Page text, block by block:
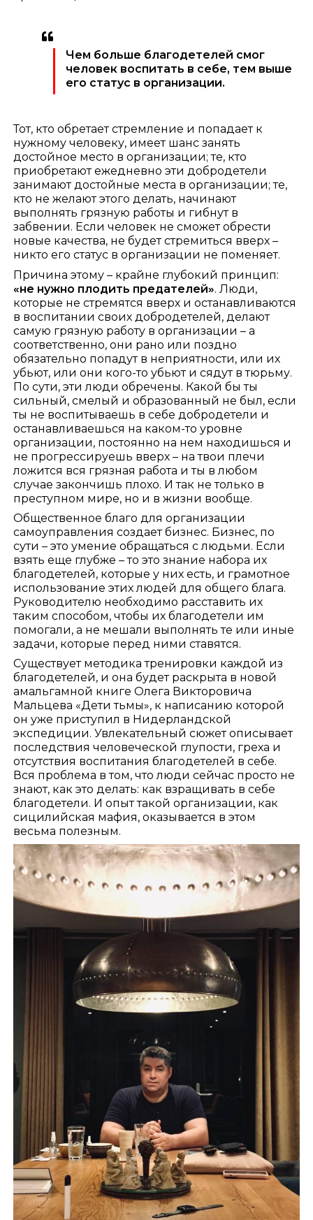
Чем больше благодетелей смог
человек воспитать в себе, тем выше
его статус в организации.
Тот, кто обретает стремление и попадает к
нужному человеку, имеет шанс занять
достойное место в организации; те, кто
приобретают ежедневно эти добродетели
занимают достойные места в организации; те,
кто не желают этого делать, начинают
выполнять грязную работы и гибнут в
забвении. Если человек не сможет обрести
новые качества, не будет стремиться вверх –
никто его статус в организации не поменяет.
Причина этому – крайне глубокий принцип:
«не нужно плодить предателей». Люди,
которые не стремятся вверх и останавливаются
в воспитании своих добродетелей, делают
самую грязную работу в организации – а
соответственно, они рано или поздно
обязательно попадут в неприятности, или их
убьют, или они кого-то убьют и сядут в тюрьму.
По сути, эти люди обречены. Какой бы ты
сильный, смелый и образованный не был, если
ты не воспитываешь в себе добродетели и
останавливаешься на каком-то уровне
организации, постоянно на нем находишься и
не прогрессируешь вверх – на твои плечи
ложится вся грязная работа и ты в любом
случае закончишь плохо. И так не только в
преступном мире, но и в жизни вообще.
Общественное благо для организации
самоуправления создает бизнес. Бизнес, по
сути – это умение обращаться с людьми. Если
взять еще глубже – то это знание набора их
благодетелей, которые у них есть, и грамотное
использование этих людей для общего блага.
Руководителю необходимо расставить их
таким способом, чтобы их благодетели им
помогали, а не мешали выполнять те или иные
задачи, которые перед ними ставятся.
Существует методика тренировки каждой из
благодетелей, и она будет раскрыта в новой
амальгамной книге Олега Викторовича
Мальцева «Дети тьмы», к написанию которой
он уже приступил в Нидерландской
экспедиции. Увлекательный сюжет описывает
последствия человеческой глупости, греха и
отсутствия воспитания благодетелей в себе.
Вся проблема в том, что люди сейчас просто не
знают, как это делать: как взращивать в себе
благодетели. И опыт такой организации, как
сицилийская мафия, оказывается в этом
весьма полезным.